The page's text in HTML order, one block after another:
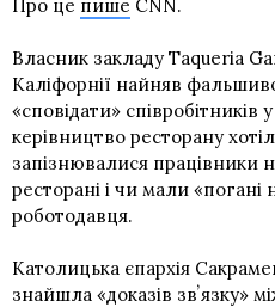
Про це пише CNN.
Власник закладу Taqueria
Каліфорнії найняв
«сповідати»
керівництво ресторану
запізнювалися працівники
ресторані і чи мали
роботодавця.
Католицька єпархія
знайшла «доказів звʼязку»